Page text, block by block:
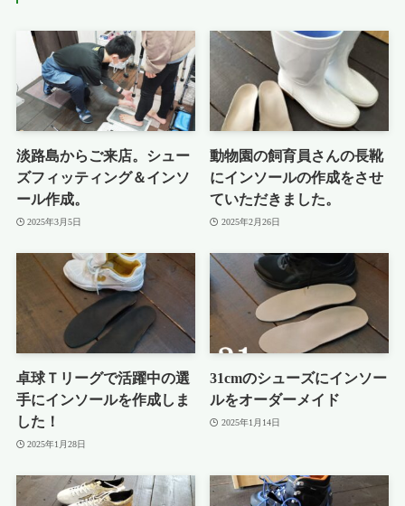
淡路島からご来店。シュー
ズフィッティング＆インソ
ール作成。
2025年3月5日
動物園の飼育員さんの長靴
にインソールの作成をさせ
ていただきました。
2025年2月26日
卓球Ｔリーグで活躍中の選
手にインソールを作成しま
した！
2025年1月28日
31cmのシューズにインソー
ルをオーダーメイド
2025年1月14日